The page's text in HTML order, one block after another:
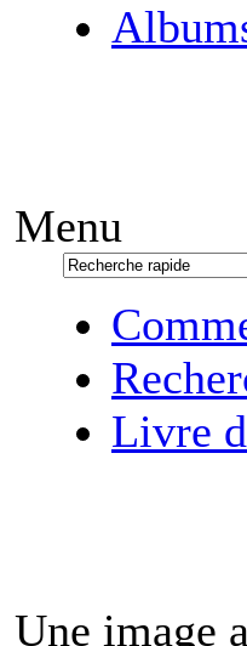
Menu
Livre
Une image